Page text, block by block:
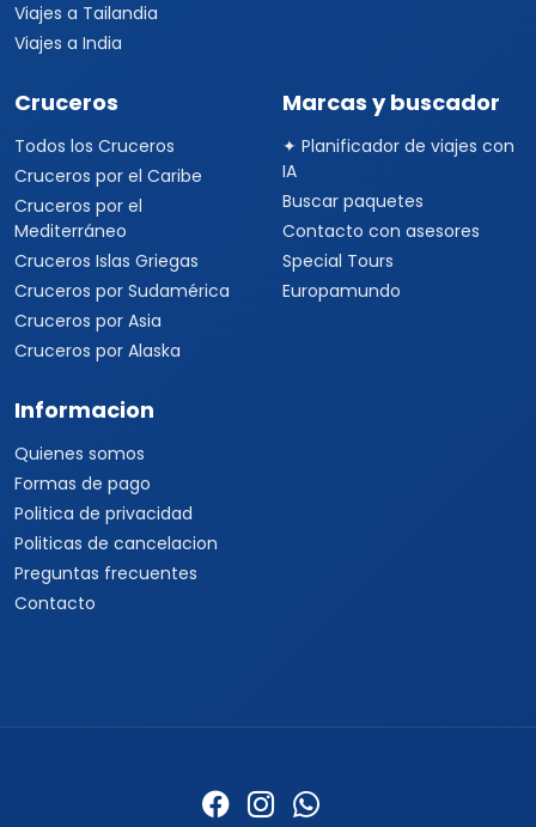
Viajes a Tailandia
Viajes a India
Cruceros
Todos los Cruceros
Cruceros por el Caribe
Cruceros por el
Mediterráneo
Cruceros Islas Griegas
Cruceros por Sudamérica
Cruceros por Asia
Cruceros por Alaska
Marcas y buscador
✦ Planificador de viajes con
IA
Buscar paquetes
Contacto con asesores
Special Tours
Europamundo
Informacion
Quienes somos
Formas de pago
Politica de privacidad
Politicas de cancelacion
Preguntas frecuentes
Contacto